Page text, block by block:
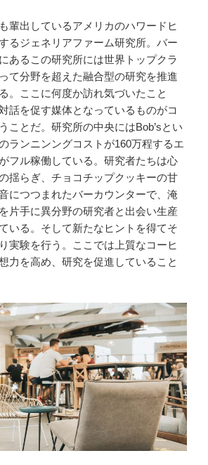
輩出しているアメリカのハワードヒ
るジェネリアファーム研究所。バー
あるこの研究所には世界トップクラ
て分野を超えた融合型の研究を推進
。ここに何度か訪れ気づいたこと
話を促す媒体となっているものがコ
ことだ。研究所の中央にはBob’sとい
ランニンングコストが160万程するエ
フル稼働している。研究者たちは心
揺らぎ、チョコチップクッキーの甘
につつまれたバーカウンターで、淹
片手に異分野の研究者と出会い生産
いる。そして新たなヒントを得てそ
実験を行う。ここでは上質なコーヒ
力を高め、研究を促進していること